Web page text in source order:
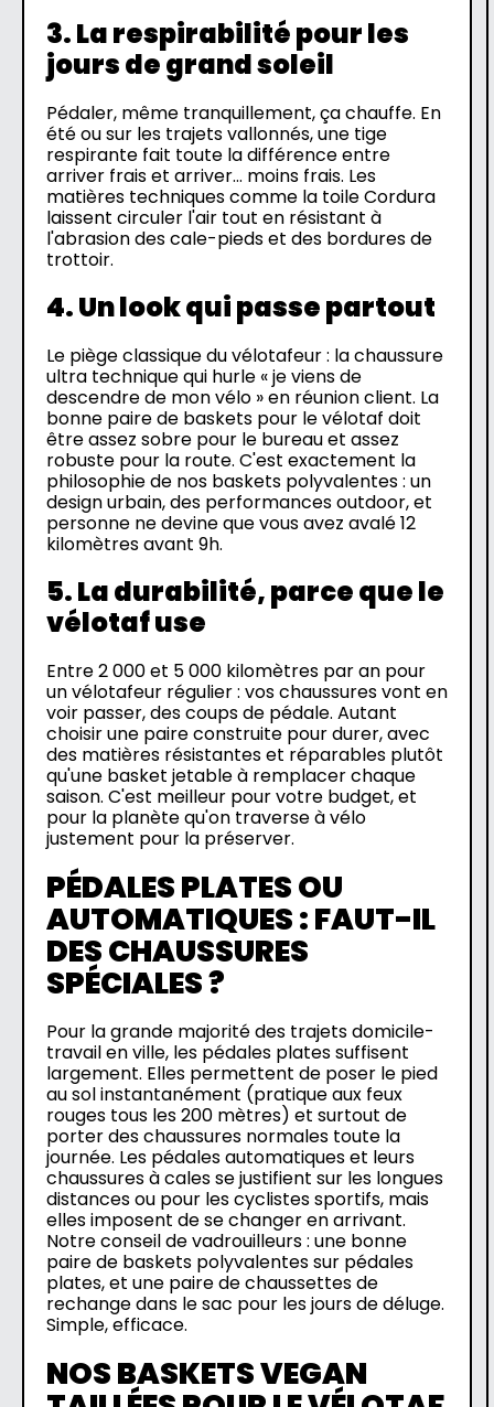
3. La respirabilité pour les
jours de grand soleil
Pédaler, même tranquillement, ça chauffe. En
été ou sur les trajets vallonnés, une tige
respirante fait toute la différence entre
arriver frais et arriver... moins frais. Les
matières techniques comme la toile Cordura
laissent circuler l'air tout en résistant à
l'abrasion des cale-pieds et des bordures de
trottoir.
4. Un look qui passe partout
Le piège classique du vélotafeur : la chaussure
ultra technique qui hurle « je viens de
descendre de mon vélo » en réunion client. La
bonne paire de baskets pour le vélotaf doit
être assez sobre pour le bureau et assez
robuste pour la route. C'est exactement la
philosophie de nos baskets polyvalentes : un
design urbain, des performances outdoor, et
personne ne devine que vous avez avalé 12
kilomètres avant 9h.
5. La durabilité, parce que le
vélotaf use
Entre 2 000 et 5 000 kilomètres par an pour
un vélotafeur régulier : vos chaussures vont en
voir passer, des coups de pédale. Autant
choisir une paire construite pour durer, avec
des matières résistantes et réparables plutôt
qu'une basket jetable à remplacer chaque
saison. C'est meilleur pour votre budget, et
pour la planète qu'on traverse à vélo
justement pour la préserver.
PÉDALES PLATES OU
AUTOMATIQUES : FAUT-IL
DES CHAUSSURES
SPÉCIALES ?
Pour la grande majorité des trajets domicile-
travail en ville, les pédales plates suffisent
largement. Elles permettent de poser le pied
au sol instantanément (pratique aux feux
rouges tous les 200 mètres) et surtout de
porter des chaussures normales toute la
journée. Les pédales automatiques et leurs
chaussures à cales se justifient sur les longues
distances ou pour les cyclistes sportifs, mais
elles imposent de se changer en arrivant.
Notre conseil de vadrouilleurs : une bonne
paire de baskets polyvalentes sur pédales
plates, et une paire de chaussettes de
rechange dans le sac pour les jours de déluge.
Simple, efficace.
NOS BASKETS VEGAN